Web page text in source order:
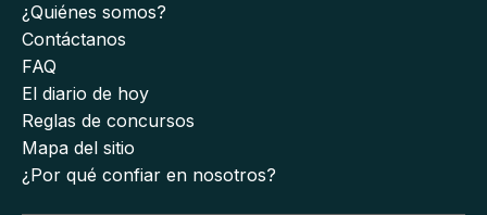
¿Quiénes somos?
Contáctanos
FAQ
El diario de hoy
Reglas de concursos
Mapa del sitio
¿Por qué confiar en nosotros?